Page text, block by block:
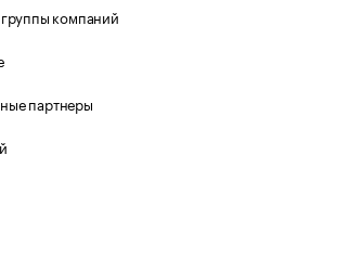
компаний
партнеры